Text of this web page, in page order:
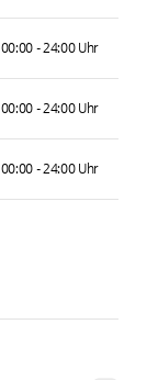
00:00 - 24:00 Uhr
00:00 - 24:00 Uhr
00:00 - 24:00 Uhr